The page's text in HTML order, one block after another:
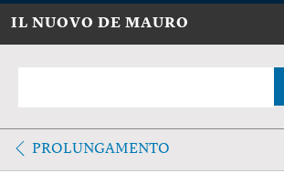
IL NUOVO DE MAURO
PROLUNGAMENTO